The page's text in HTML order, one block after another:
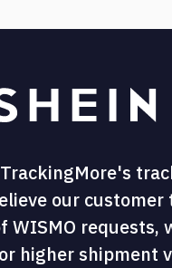
our
WISMO
higher shipment